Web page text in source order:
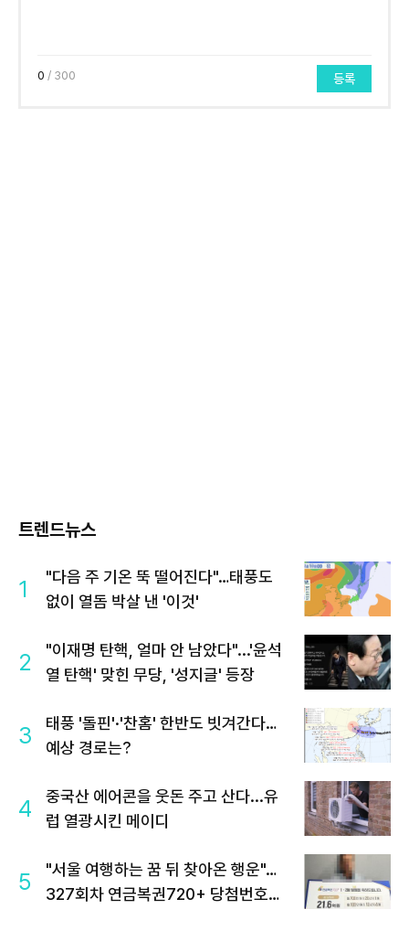
0 / 300 등록
트렌드뉴스
1
"다음 주 기온 뚝 떨어진다"…태풍도
없이 열돔 박살 낸 '이것'
2
"이재명 탄핵, 얼마 안 남았다"...'윤석
열 탄핵' 맞힌 무당, '성지글' 등장
3
태풍 '돌핀'·'찬홈' 한반도 빗겨간다…
예상 경로는?
4
중국산 에어콘을 웃돈 주고 산다...유
럽 열광시킨 메이디
5
"서울 여행하는 꿈 뒤 찾아온 행운"…
327회차 연금복권720+ 당첨번호조